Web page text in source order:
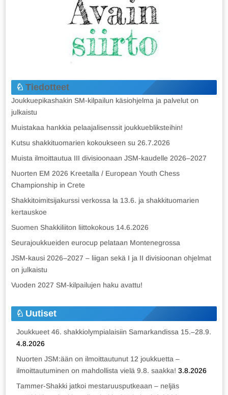
Tiedotteet
Joukkuepikashakin SM-kilpailun käsiohjelma ja palvelut on
julkaistu
Muistakaa hankkia pelaajalisenssit joukkuebliksteihin!
Kutsu shakkituomarien kokoukseen su 26.7.2026
Muista ilmoittautua III divisioonaan JSM-kaudelle 2026–2027
Nuorten EM 2026 Kreetalla / European Youth Chess
Championship in Crete
Shakkitoimitsijakurssi verkossa la 13.6. ja shakkituomarien
kertauskoe
Suomen Shakkiliiton liittokokous 14.6.2026
Seurajoukkueiden eurocup pelataan Montenegrossa
JSM-kausi 2026–2027 – liigan sekä I ja II divisioonan ohjelmat
on julkaistu
Vuoden 2027 SM-kilpailujen haku avattu!
Uutiset
Joukkueet 46. shakkiolympialaisiin Samarkandissa 15.–28.9.
4.8.2026
Nuorten JSM:ään on ilmoittautunut 12 joukkuetta –
ilmoittautuminen on mahdollista vielä 9.8. saakka! 3.8.2026
Tammer-Shakki jatkoi mestaruusputkeaan – neljäs